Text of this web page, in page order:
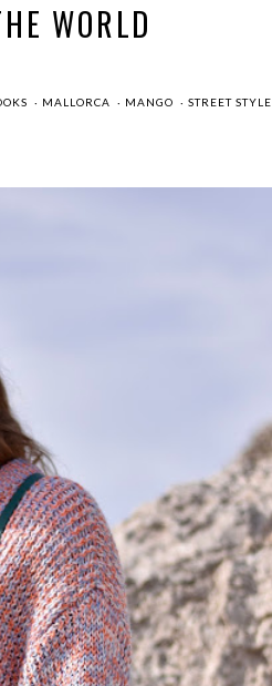
WORLD
· MALLORCA · MANGO ·STREET STYLE